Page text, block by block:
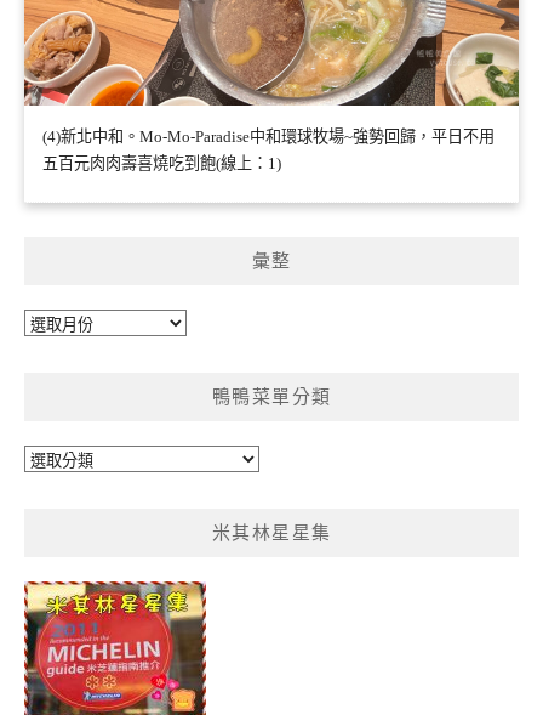
(4)新北中和。Mo-Mo-Paradise中和環球牧場~強勢回歸，平日不用
五百元肉肉壽喜燒吃到飽(線上：1)
彙整
彙
鴨鴨菜單分類
鴨
類
米其林星星集